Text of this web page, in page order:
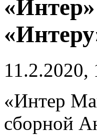
11.2.2020,
«Интер
сборной